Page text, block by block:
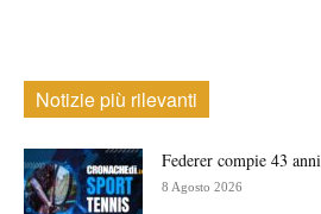
Notizie più rilevanti
Federer compie 43
8 Agosto 2026